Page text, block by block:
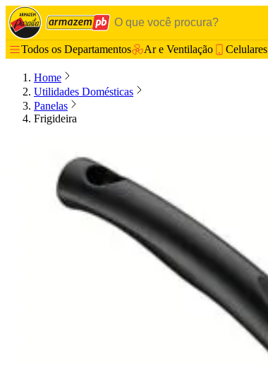
Todos os Departamentos Ar e Ventilação Celulares
Home
Utilidades Domésticas
Panelas
Frigideira